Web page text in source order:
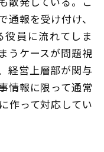
報を受け付け、
員に流れてしま
うケースが問題視
経営上層部が関与
情報に限って通常
作って対応してい